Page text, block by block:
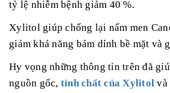
tỷ lệ nhiễm bệnh giảm 40 %.
Xylitol giúp chống lại nấm men
giảm khả năng bám dính bề mặt và
Hy vọng những thông tin trên đã
nguồn gốc, tính chất của Xylitol và